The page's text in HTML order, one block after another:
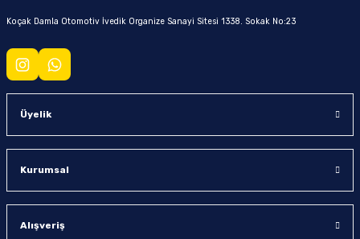
Koçak Damla Otomotiv İvedik Organize Sanayi Sitesi 1338. Sokak No:23
Üyelik
Kurumsal
Alışveriş